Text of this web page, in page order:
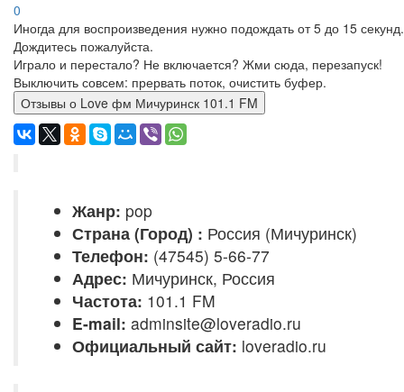
0
Иногда для воспроизведения нужно подождать от 5 до 15 секунд.
Дождитесь пожалуйста.
Играло и перестало? Не включается? Жми сюда, перезапуск!
Выключить совсем: прервать поток, очистить буфер.
Отзывы о Love фм Мичуринск 101.1 FM
Жанр: pop
Страна (Город) : Россия (Мичуринск)
Телефон: (47545) 5-66-77
Адрес: Мичуринск, Россия
Частота: 101.1 FM
E-mail: adminsite@loveradio.ru
Официальный сайт: loveradio.ru